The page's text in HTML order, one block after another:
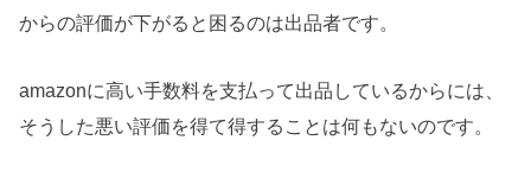
からの評価が下がると困るのは出品者です。
amazonに高い手数料を支払って出品しているからには、
そうした悪い評価を得て得することは何もないのです。